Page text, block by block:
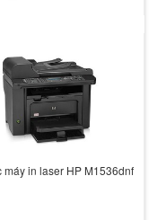
máy in laser HP M1536dnf